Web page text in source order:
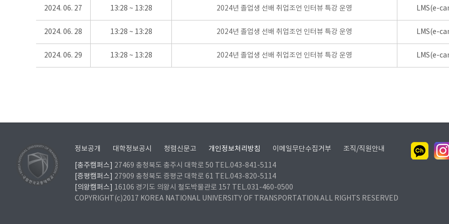
2024. 06. 27 13:28 ~ 13:28 2024년 졸업생 선배 취업조언 인터뷰 특강 운영 LMS(e-
2024. 06. 28 13:28 ~ 13:28 2024년 졸업생 선배 취업조언 인터뷰 특강 운영 LMS(e-
2024. 06. 29 13:28 ~ 13:28 2024년 졸업생 선배 취업조언 인터뷰 특강 운영 LMS(e-
정보공개 대학정보공시 청렴신문고 개인정보처리방침 이메일무단수집거부 조직/직원안내
[충주캠퍼스]
27469 충청북도 충주시 대학로 50 TEL.043-841-5114
[증평캠퍼스]
27909 충청북도 증평군 대학로 61 TEL.043-820-5114
[의왕캠퍼스]
16106 경기도 의왕시 철도박물관로 157 TEL.031-460-0500
COPYRIGHT(c)2017 KOREA NATIONAL UNIVERSITY OF TRANSPORTATION.ALL RIGHTS RESERVED